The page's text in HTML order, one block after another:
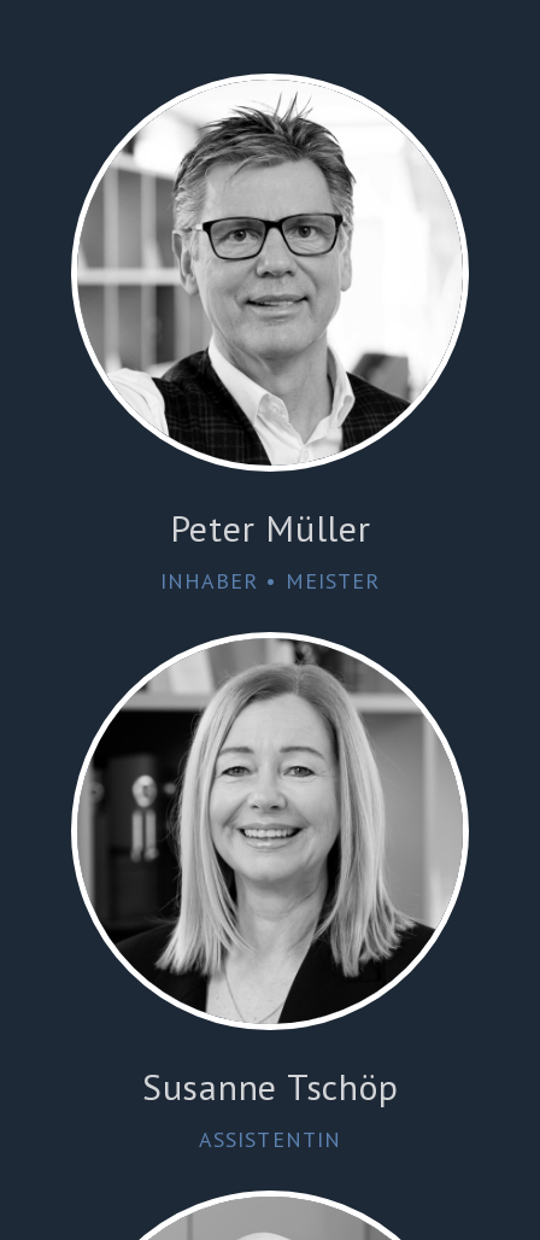
Peter Müller
INHABER • MEISTER
Susanne Tschöp
ASSISTENTIN